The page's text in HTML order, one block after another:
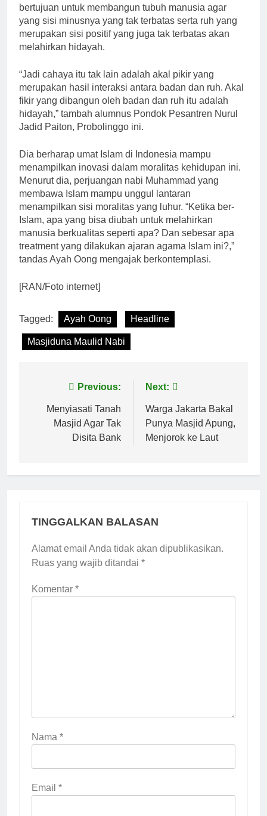
bertujuan untuk membangun tubuh manusia agar
yang sisi minusnya yang tak terbatas serta ruh yang
merupakan sisi positif yang juga tak terbatas akan
melahirkan hidayah.
“Jadi cahaya itu tak lain adalah akal pikir yang
merupakan hasil interaksi antara badan dan ruh. Akal
fikir yang dibangun oleh badan dan ruh itu adalah
hidayah,” tambah alumnus Pondok Pesantren Nurul
Jadid Paiton, Probolinggo ini.
Dia berharap umat Islam di Indonesia mampu
menampilkan inovasi dalam moralitas kehidupan ini.
Menurut dia, perjuangan nabi Muhammad yang
membawa Islam mampu unggul lantaran
menampilkan sisi moralitas yang luhur. “Ketika ber-
Islam, apa yang bisa diubah untuk melahirkan
manusia berkualitas seperti apa? Dan sebesar apa
treatment yang dilakukan ajaran agama Islam ini?,”
tandas Ayah Oong mengajak berkontemplasi.
[RAN/Foto internet]
Tagged: Ayah Oong Headline
Masjiduna Maulid Nabi
Navigasi
pos
Previous:
Menyiasati Tanah
Masjid Agar Tak
Disita Bank
Next:
Warga Jakarta Bakal
Punya Masjid Apung,
Menjorok ke Laut
TINGGALKAN BALASAN
Alamat email Anda tidak akan dipublikasikan.
Ruas yang wajib ditandai *
Komentar *
Nama *
Email *